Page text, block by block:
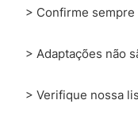
> Confirme
> Adaptações não
> Verifique nossa